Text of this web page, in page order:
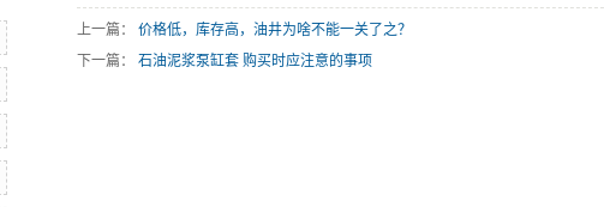
上一篇： 价格低，库存高，油井为啥不能一关了之？
下一篇： 石油泥浆泵缸套 购买时应注意的事项